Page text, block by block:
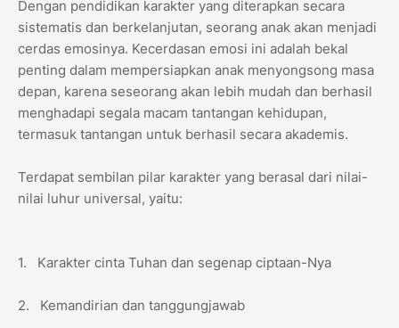
Dengan pendidikan karakter yang diterapkan secara
sistematis dan berkelanjutan, seorang anak akan menjadi
cerdas emosinya. Kecerdasan emosi ini adalah bekal
penting dalam mempersiapkan anak menyongsong masa
depan, karena seseorang akan lebih mudah dan berhasil
menghadapi segala macam tantangan kehidupan,
termasuk tantangan untuk berhasil secara akademis.
Terdapat sembilan pilar karakter yang berasal dari nilai-
nilai luhur universal, yaitu:
1. Karakter cinta Tuhan dan segenap ciptaan-Nya
2. Kemandirian dan tanggungjawab